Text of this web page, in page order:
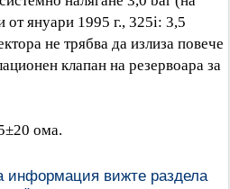
януари 1995 г., 325i: 3,5
не трябва да излиза повече
клапан на резервоара за
ома.
информация вижте раздела